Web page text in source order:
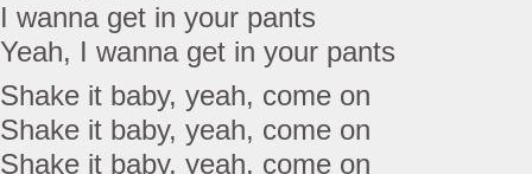
I wanna get in your pants
Yeah, I wanna get in your pants
Shake it baby, yeah, come on
Shake it baby, yeah, come on
Shake it baby, yeah, come on